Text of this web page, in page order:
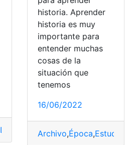
Día de Reyes,Época,rosca
historia. Aprender
historia es muy
importante para
entender muchas
cosas de la
situación que
tenemos
16/06/2022
Archivo,Época,Estudiar